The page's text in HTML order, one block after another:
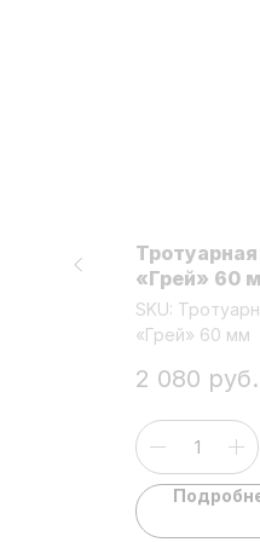
«Грей» 60
SKU:
«Грей» 60 мм
2 080 руб.